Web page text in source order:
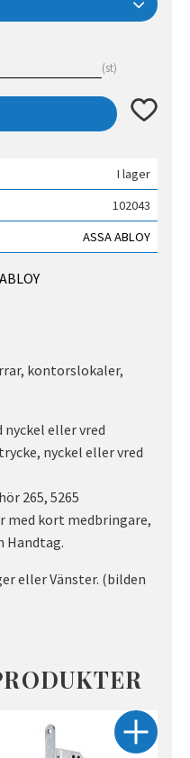
st
Lägg till
I lager
102043
ASSA ABLOY
kontorslokaler,
nyckel eller vred
nyckel eller vred
265, 5265
med kort medbringare,
Handtag.
eller Vänster. (bilden